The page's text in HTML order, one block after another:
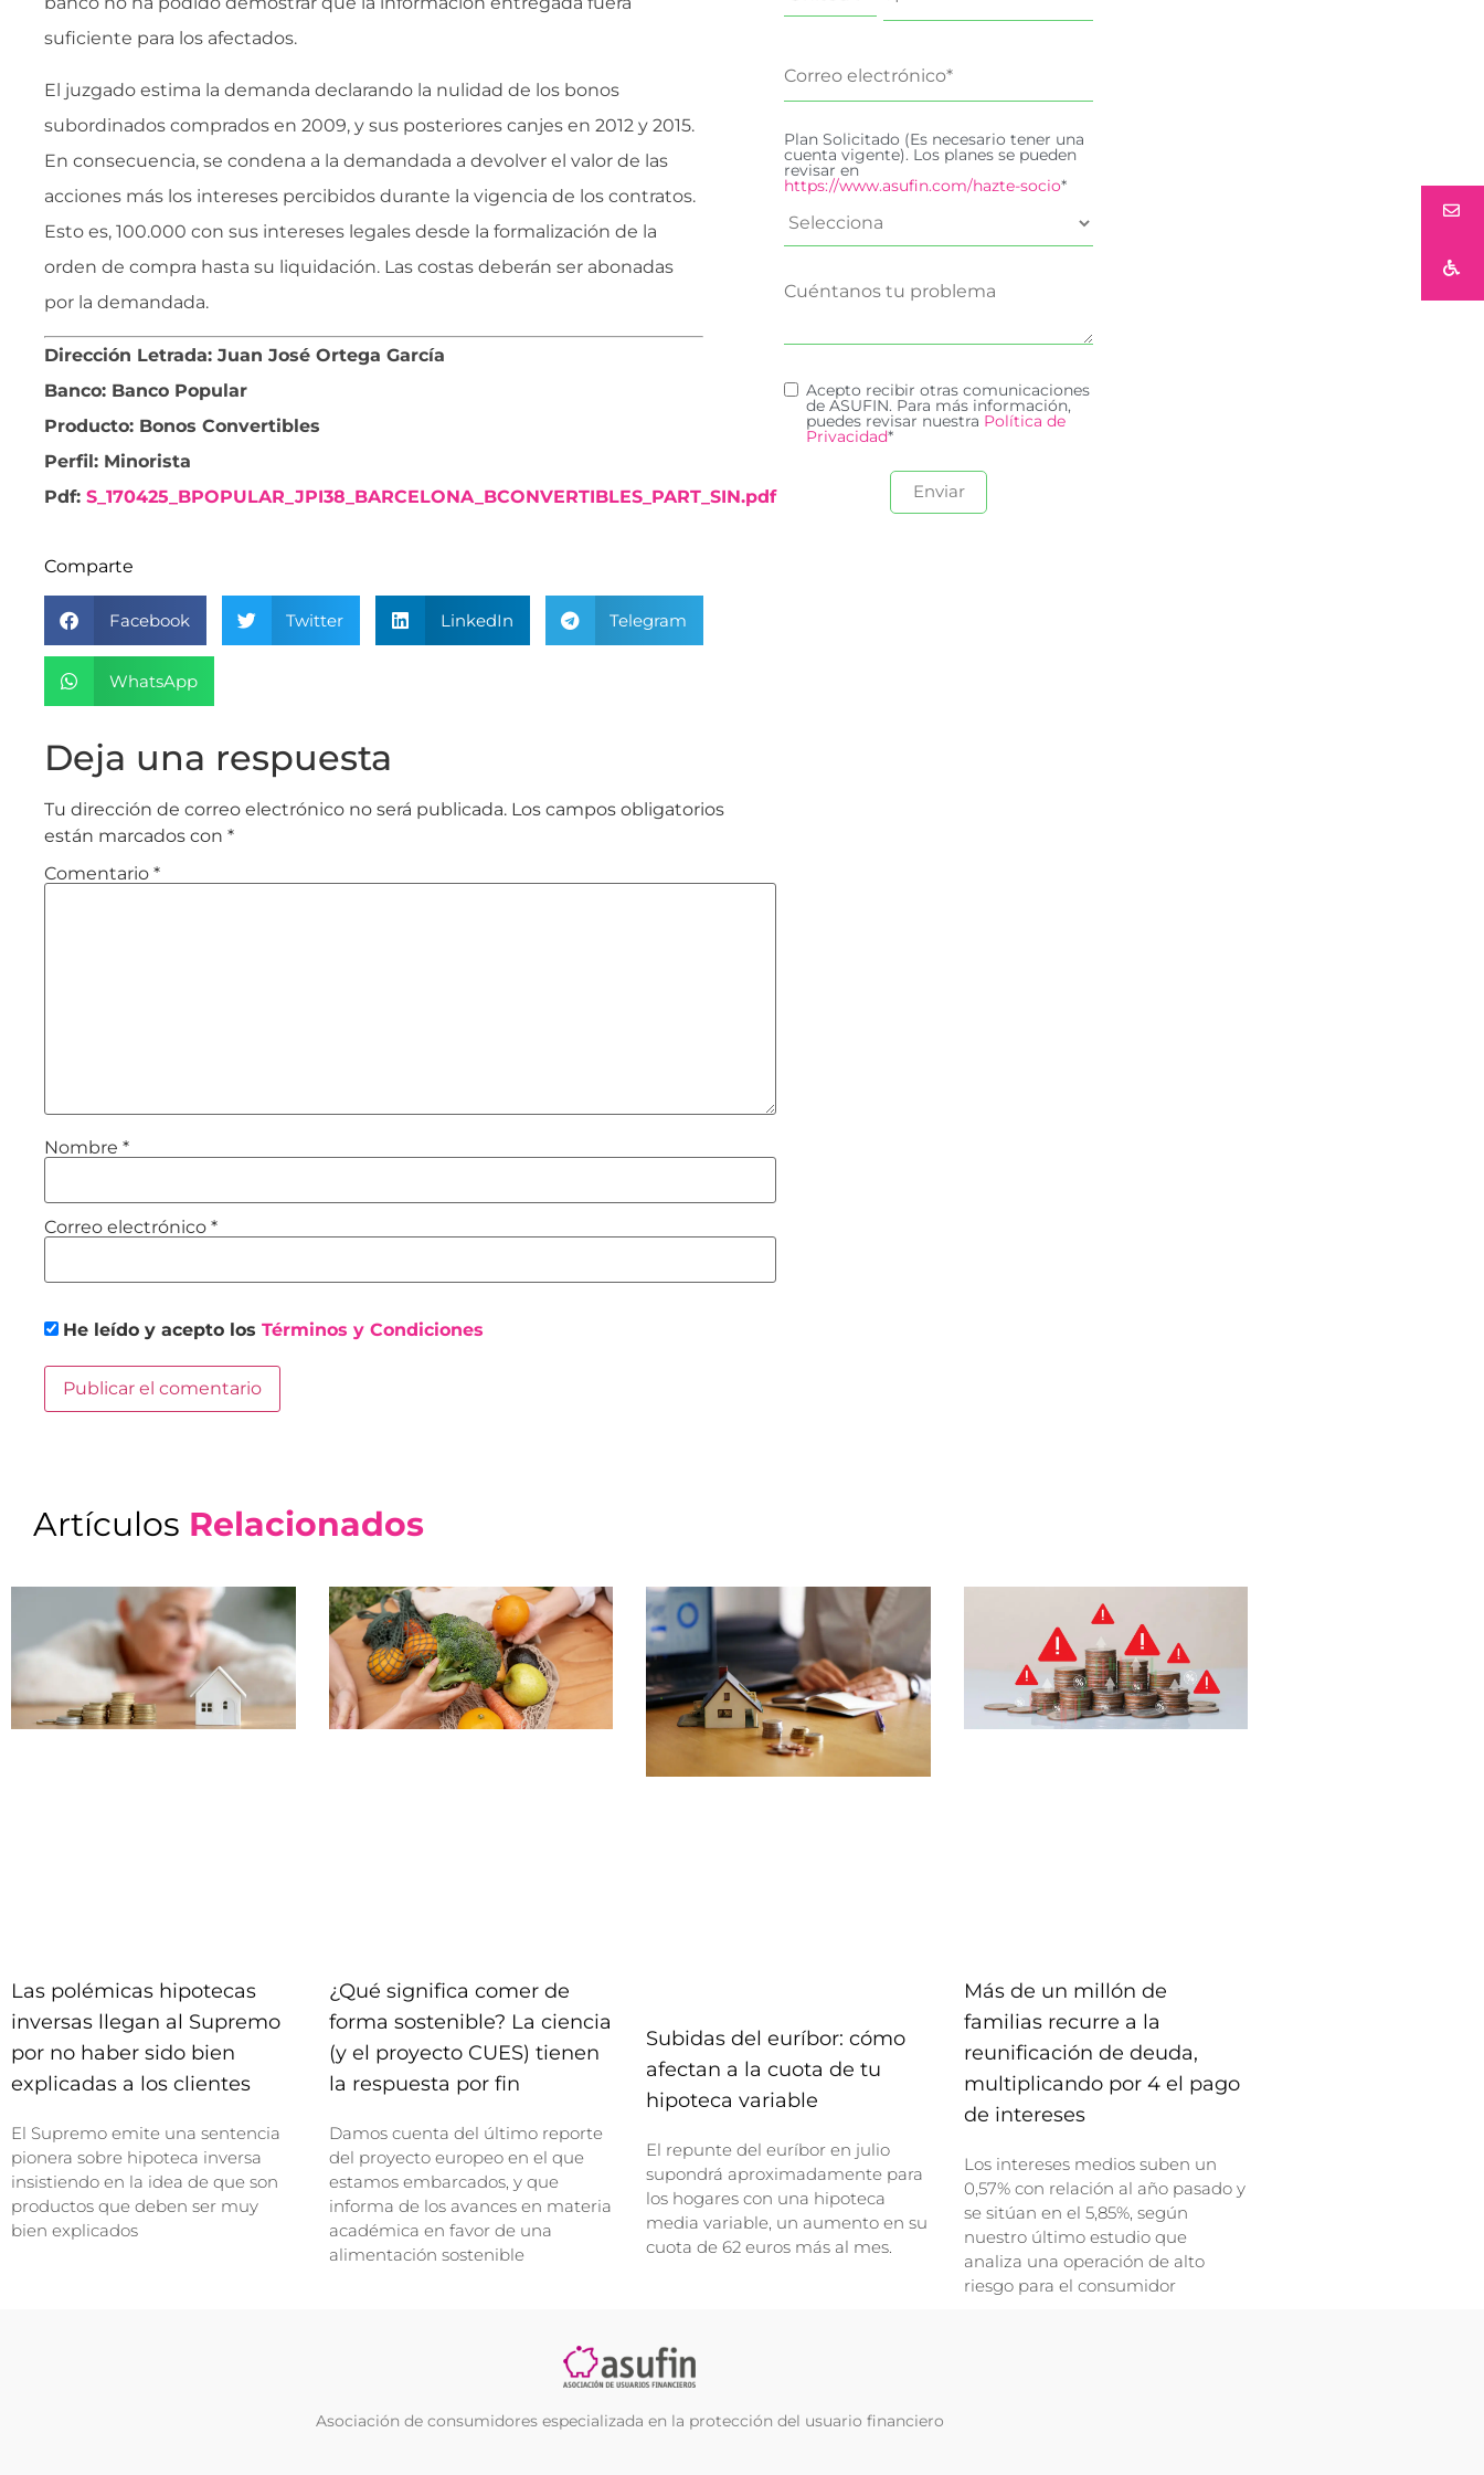
suficiente para los afectados.
El juzgado estima la demanda declarando la nulidad de los bonos
subordinados comprados en 2009, y sus posteriores canjes en 2012 y 2015.
En consecuencia, se condena a la demandada a devolver el valor de las
acciones más los intereses percibidos durante la vigencia de los contratos.
Esto es, 100.000 con sus intereses legales desde la formalización de la
orden de compra hasta su liquidación. Las costas deberán ser abonadas
por la demandada.
Dirección Letrada: Juan José Ortega García
Banco: Banco Popular
Producto: Bonos Convertibles
Perfil: Minorista
Pdf: S_170425_BPOPULAR_JPI38_BARCELONA_BCONVERTIBLES_PART_SIN.pdf
Comparte
Facebook Twitter LinkedIn Telegram
WhatsApp
Deja una respuesta
Tu dirección de correo electrónico no será publicada. Los campos obligatorios
están marcados con *
Comentario *
Nombre *
Correo electrónico *
He leído y acepto los Términos y Condiciones
Plan Solicitado (Es necesario tener una
cuenta vigente). Los planes se pueden
revisar en
https://www.asufin.com/hazte-socio*
Acepto recibir otras comunicaciones
de ASUFIN. Para más información,
puedes revisar nuestra Política de
Privacidad*
Artículos Relacionados
Las polémicas hipotecas
inversas llegan al Supremo
por no haber sido bien
explicadas a los clientes
El Supremo emite una sentencia
pionera sobre hipoteca inversa
insistiendo en la idea de que son
productos que deben ser muy
bien explicados
¿Qué significa comer de
forma sostenible? La ciencia
(y el proyecto CUES) tienen
la respuesta por fin
Damos cuenta del último reporte
del proyecto europeo en el que
estamos embarcados, y que
informa de los avances en materia
académica en favor de una
alimentación sostenible
Subidas del euríbor: cómo
afectan a la cuota de tu
hipoteca variable
El repunte del euríbor en julio
supondrá aproximadamente para
los hogares con una hipoteca
media variable, un aumento en su
cuota de 62 euros más al mes.
Más de un millón de
familias recurre a la
reunificación de deuda,
multiplicando por 4 el pago
de intereses
Los intereses medios suben un
0,57% con relación al año pasado y
se sitúan en el 5,85%, según
nuestro último estudio que
analiza una operación de alto
riesgo para el consumidor
Asociación de consumidores especializada en la protección del usuario financiero